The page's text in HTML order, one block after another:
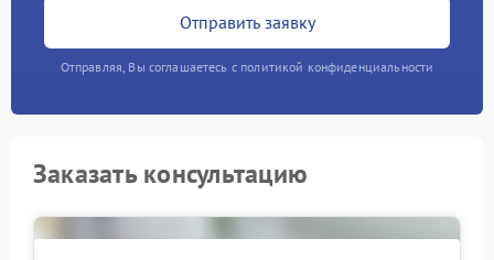
Отправить заявку
Отправляя, Вы соглашаетесь с политикой конфиденциальности
Заказать консультацию